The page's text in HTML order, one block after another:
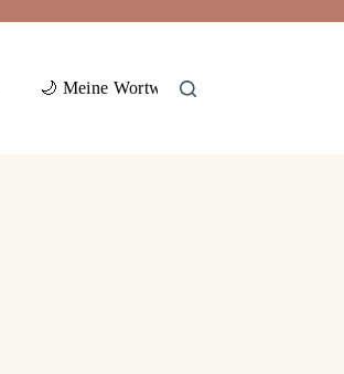
🌙 Meine Wortwelten